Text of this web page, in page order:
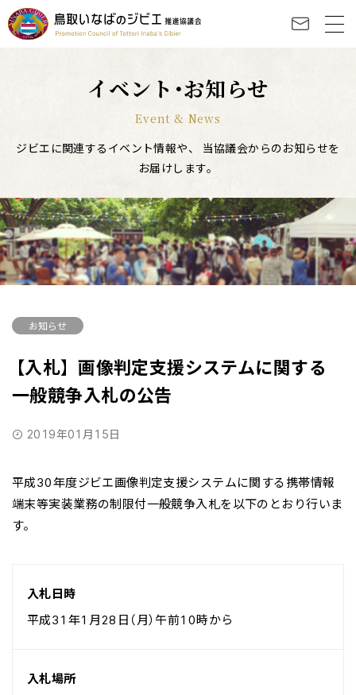
イベント･お知らせ
Event & News
ジビエに関連するイベント情報や、
当協議会からのお知らせを
お届けします。
お知らせ
【入札】 画像判定支援システムに関する
一般競争入札の公告
2019年01月15日
平成30年度ジビエ画像判定支援システムに関する携帯情報
端末等実装業務の制限付一般競争入札を以下のとおり行いま
す。
入札日時
平成31年1月28日（月）午前10時から
入札場所